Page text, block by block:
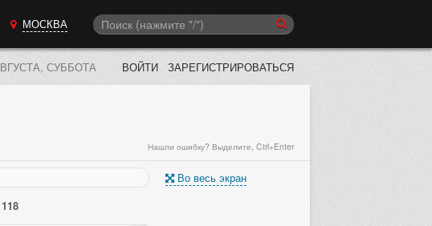
МОСКВА
СУББОТА ВОЙТИ ЗАРЕГИСТРИРОВАТЬСЯ
Нашли ошибку? Выделите, Ctrl+Enter
Во весь экран
118